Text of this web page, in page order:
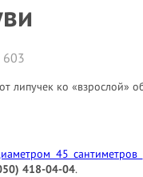
603
45 сантиметров
418-04-04.